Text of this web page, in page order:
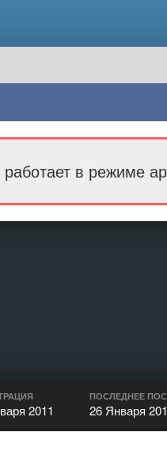
в режиме
2011
ПОСЛЕДНЕЕ
26 Января